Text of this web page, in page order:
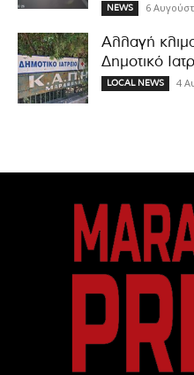
NEWS 6
Αλλαγή
Δημοτικό
LOCAL NEWS 4